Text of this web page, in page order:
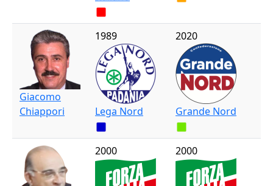
Giacomo
Chiappori
1989
Lega Nord
2020
Grande Nord
2000 2000